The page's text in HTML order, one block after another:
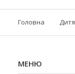
Головна